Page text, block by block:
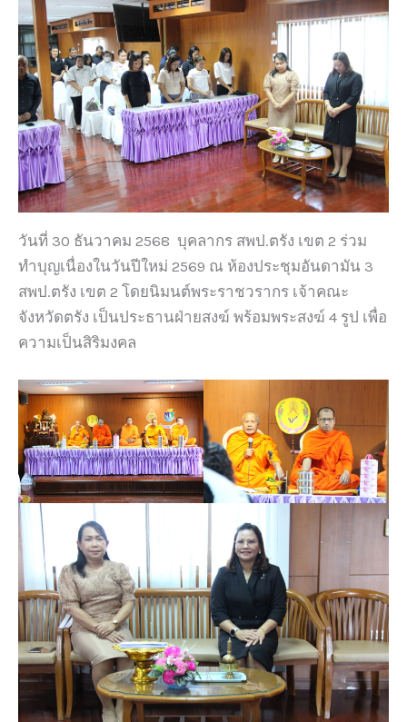
วันที่ 30 ธันวาคม 2568 บุคลากร สพป.ตรัง เขต 2 ร่วม
ทำบุญเนื่องในวันปีใหม่ 2569 ณ ห้องประชุมอันดามัน 3
สพป.ตรัง เขต 2 โดยนิมนต์พระราชวรากร เจ้าคณะ
จังหวัดตรัง เป็นประธานฝ่ายสงฆ์ พร้อมพระสงฆ์ 4 รูป เพื่อ
ความเป็นสิริมงคล